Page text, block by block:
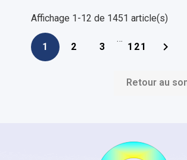
Affichage 1-12 de 1451 article(s)
1 2 3
…
121 
Retour au